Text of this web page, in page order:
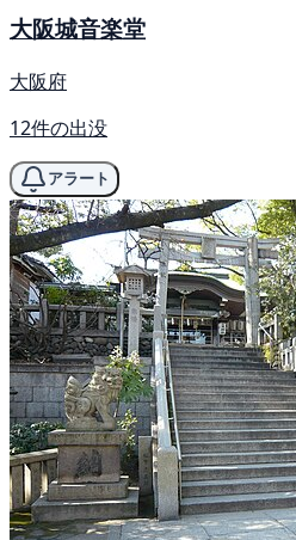
大阪城音楽堂
大阪府
12件の出没
アラート